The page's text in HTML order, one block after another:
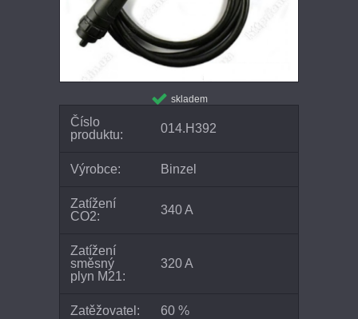
skladem
Číslo
produktu:
014.H392
Výrobce: Binzel
Zatížení
CO2:
340 A
Zatížení
směsný
plyn M21:
320 A
Zatěžovatel: 60 %